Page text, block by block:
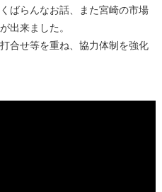
ばらんなお話、また宮崎の市場
出来ました。
合せ等を重ね、協力体制を強化